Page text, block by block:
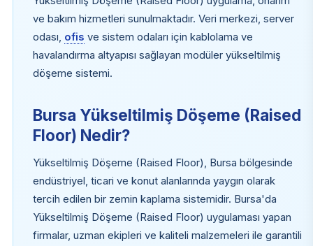
ve bakım hizmetleri sunulmaktadır. Veri merkezi, server
odası, ofis ve sistem odaları için kablolama ve
havalandırma altyapısı sağlayan modüler yükseltilmiş
döşeme sistemi.
Bursa Yükseltilmiş Döşeme (Raised
Floor) Nedir?
Yükseltilmiş Döşeme (Raised Floor), Bursa bölgesinde
endüstriyel, ticari ve konut alanlarında yaygın olarak
tercih edilen bir zemin kaplama sistemidir. Bursa'da
Yükseltilmiş Döşeme (Raised Floor) uygulaması yapan
firmalar, uzman ekipleri ve kaliteli malzemeleri ile garantili